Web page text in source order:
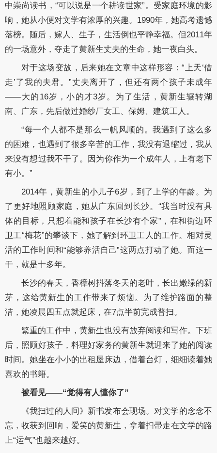
中崇尚读书，“可以说是一个耕读世家”。受家庭环境的影
响，她从小便对文学有浓厚的兴趣。1990年，她高考遗憾
落榜。随后，嫁人、生子，生活倒也平静幸福。但2011年
的一场意外，夺走了黄新生丈夫的生命，她一夜白头。
对于这场变故，后来她在文章中这样形容：“上天‘借
走’了我的夫君。”丈夫离开了，但还有两个孩子未成年
——大的16岁，小的才3岁。为了生活，黄新生辗转湖
南、广东，先后做过婚纱厂女工、保姆、建筑工人。
“每一个人都不是那么一帆风顺的。我遇到了这么多
的困难，也遇到了很多辛苦的工作，我没有退缩过，我从
来没有想过我不干了。因为你作为一个成年人，上有老下
有小。”
2014年，黄新生的小儿子6岁，到了上学的年龄。为
了更好地照顾家庭，她从广东回到长沙。“我当时没有具
体的目标，只想着能和孩子在长沙有个家”，在和街边环
卫工“梅花”的攀谈下，她了解到环卫工人的工作。相对灵
活的工作时间和“能够养活自己”这两点打动了她。而这一
干，就是十多年。
长沙的春天，香樟树抖落冬天的老叶，长出嫩绿的新
芽，这给黄新生的工作带来了烦恼。为了维护路面的整
洁，她凌晨四五点就起床，在7点半前完成普扫。
繁重的工作中，黄新生也没有放弃阅读和写作。下班
后，照顾好孩子，料理好家务的黄新生就迎来了她的阅读
时间。她坐在小小的出租屋床边，借着台灯，细细读着她
喜欢的书籍。
被看见——“觉得有人懂你了”
《我扫过的人间》新书发布会现场。对文学的念念不
忘，收获到回响，爱笑的黄新生，拿着扫帚走在文学的路
上“运气”也越来越好。